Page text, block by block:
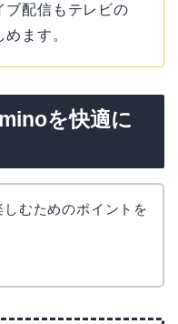
ブ配信もテレビの
ます。
を快適に
むためのポイントを